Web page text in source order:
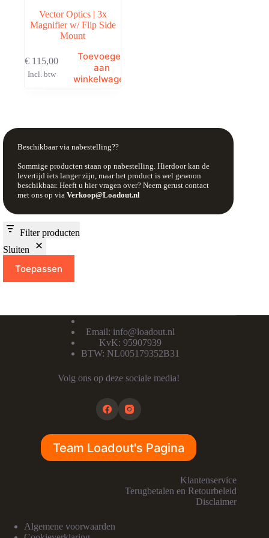
Vector Optics | 3x
Magnifier w/ Flip Side
Mount
€ 115,00
Incl. btw
Toevoegen
aan
winkelwagen
Beschikbaar via nabestelling??
Sommige producten staan op nabestelling. Hierdoor kan de
levertijd iets langer zijn, maar het product is wel gewoon
beschikbaar. Heeft u hier vragen over? Neem gerust contact
met ons op via Verkoop@Loadout.nl
Filter producten
Sluiten
Toepassen
Email: info@loadout.nl
KvK: 95907939
BTW: NL005179352B31
Volg ons op deze sociale media!
Team Loadout's Pagina
Klantenservice
Terugbetalen en Retourbeleid
Disclaimer
Algemene voorwaarden